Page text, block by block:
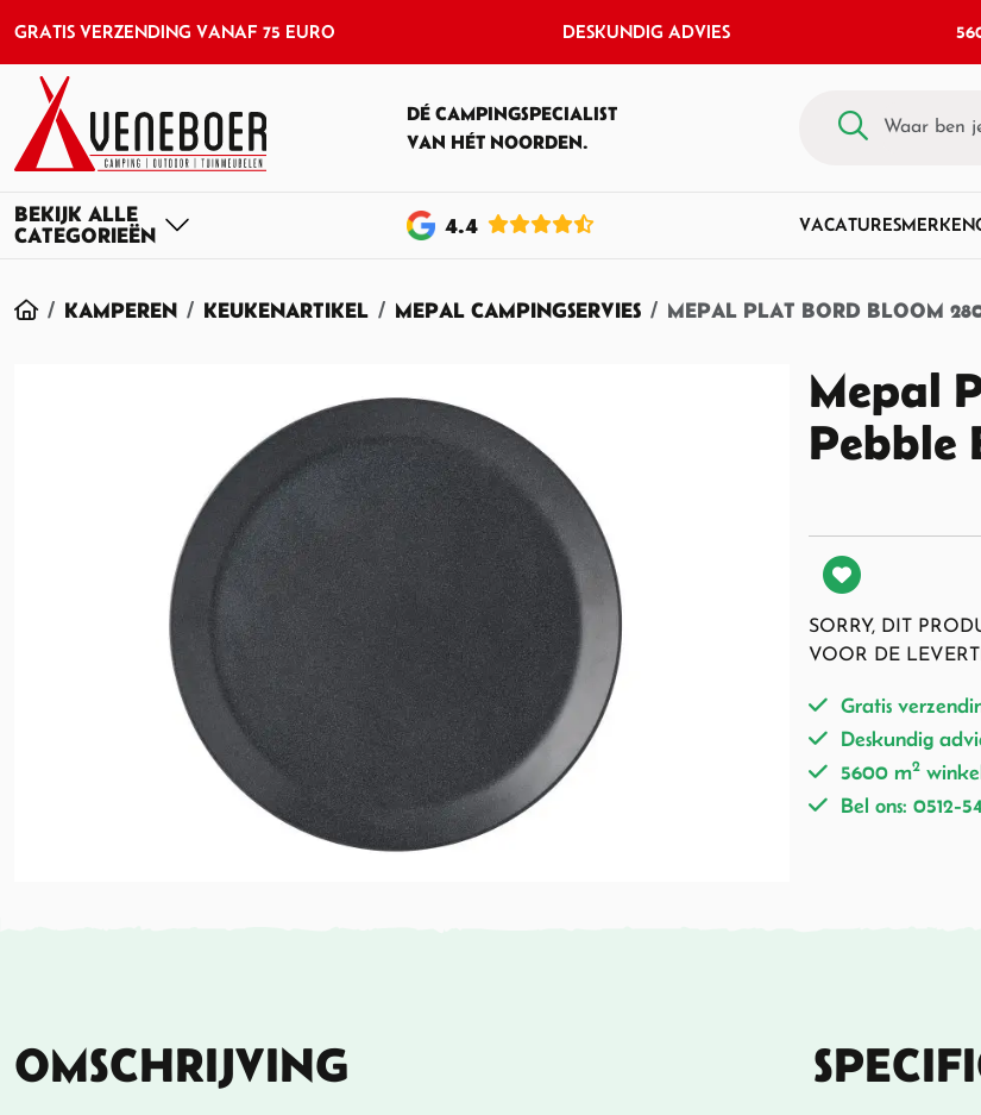
GRATIS VERZENDING VANAF 75 EURO DESKUNDIG ADVIES
DÉ CAMPINGSPECIALIST
VAN HÉT NOORDEN.
4.4 VACATURESMERKEN
HOMEKAMPEREN KEUKENARTIKEL MEPAL CAMPINGSERVIES MEPAL PLAT BORD BLOOM
Mepal
Pebble
SORRY, DIT
VOOR DE
Gratis
Deskundig
5600 m2
Bel ons: 0512-
OMSCHRIJVING